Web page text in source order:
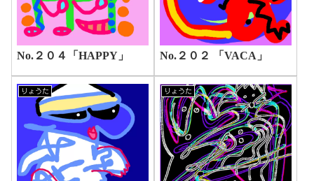
No.２０４「HAPPY」 No.２０２ 「VACA」
りょうた りょうた